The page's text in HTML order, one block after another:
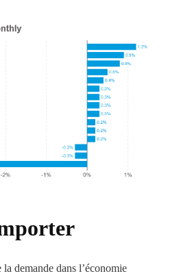
demande dans l’économie